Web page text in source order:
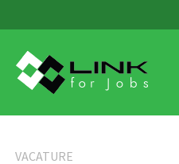
to
navigation
to
content
VACATURE